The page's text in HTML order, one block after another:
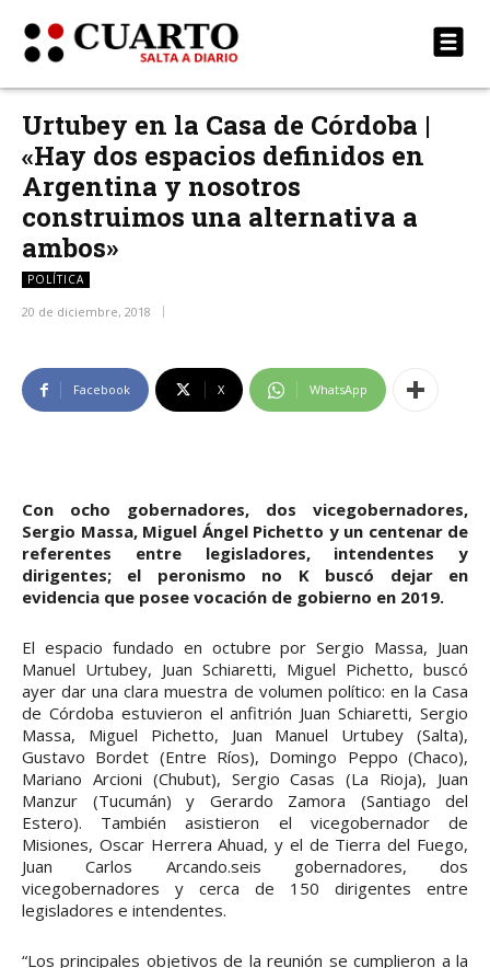
Urtubey en la Casa de Córdoba |
«Hay dos espacios definidos en
Argentina y nosotros
construimos una alternativa a
ambos»
POLÍTICA
20 de diciembre, 2018
Facebook X WhatsApp
Con ocho gobernadores, dos vicegobernadores,
Sergio Massa, Miguel Ángel Pichetto y un centenar de
referentes entre legisladores, intendentes y
dirigentes; el peronismo no K buscó dejar en
evidencia que posee vocación de gobierno en 2019.
El espacio fundado en octubre por Sergio Massa, Juan
Manuel Urtubey, Juan Schiaretti, Miguel Pichetto, buscó
ayer dar una clara muestra de volumen político: en la Casa
de Córdoba estuvieron el anfitrión Juan Schiaretti, Sergio
Massa, Miguel Pichetto, Juan Manuel Urtubey (Salta),
Gustavo Bordet (Entre Ríos), Domingo Peppo (Chaco),
Mariano Arcioni (Chubut), Sergio Casas (La Rioja), Juan
Manzur (Tucumán) y Gerardo Zamora (Santiago del
Estero). También asistieron el vicegobernador de
Misiones, Oscar Herrera Ahuad, y el de Tierra del Fuego,
Juan Carlos Arcando.seis gobernadores, dos
vicegobernadores y cerca de 150 dirigentes entre
legisladores e intendentes.
“Los principales objetivos de la reunión se cumplieron a la